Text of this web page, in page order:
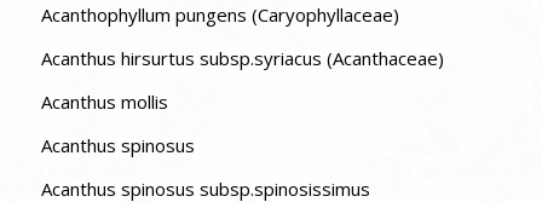
Acanthophyllum pungens (Caryophyllaceae)
Acanthus hirsurtus subsp.syriacus (Acanthaceae)
Acanthus mollis
Acanthus spinosus
Acanthus spinosus subsp.spinosissimus